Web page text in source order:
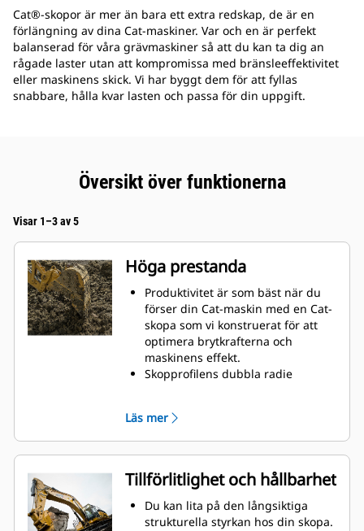
Cat®-skopor är mer än bara ett extra redskap, de är en
förlängning av dina Cat-maskiner. Var och en är perfekt
balanserad för våra grävmaskiner så att du kan ta dig an
rågade laster utan att kompromissa med bränsleeffektivitet
eller maskinens skick. Vi har byggt dem för att fyllas
snabbare, hålla kvar lasten och passa för din uppgift.
Översikt över funktionerna
Visar 1–3 av 5
Höga prestanda
Produktivitet är som bäst när du
förser din Cat-maskin med en Cat-
skopa som vi konstruerat för att
optimera brytkrafterna och
maskinens effekt.
Skopprofilens dubbla radie
frigång säkerställer att skopbotten
inte släpar, vilket minskar
underhållskostnaderna.
Bränsleförbrukningstoppar under
grävning. Cat-skoporna är
utformade för att skära genom
material snabbt för att förbättra
Läs mer
Tillförlitlighet och hållbarhet
Du kan lita på den långsiktiga
strukturella styrkan hos din skopa.